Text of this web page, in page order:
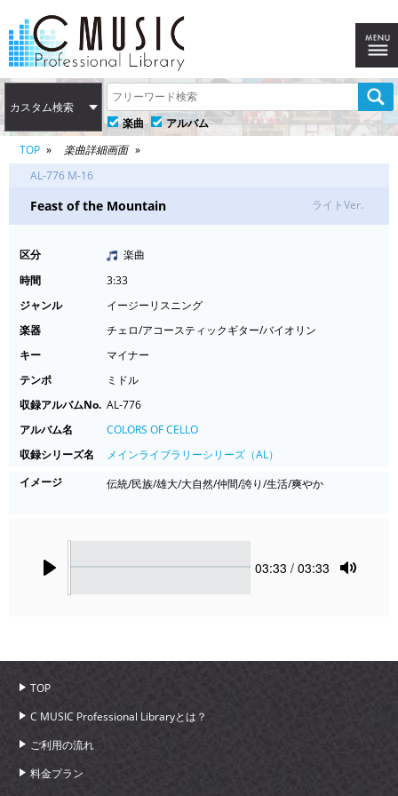
カスタム検索
楽曲
アルバム
TOP
楽曲詳細画面
AL-776 M-16
Feast of the Mountain ライトVer.
区分
楽曲
時間
3:33
ジャンル
イージーリスニング
楽器
チェロ/アコースティックギター/バイオリン
キー
マイナー
テンポ
ミドル
収録アルバムNo. AL-776
アルバム名
COLORS OF CELLO
収録シリーズ名
メインライブラリーシリーズ（AL）
イメージ
伝統/民族/雄大/大自然/仲間/誇り/生活/爽やか
Current
03:33 / 03:33
TOP
C MUSIC Professional Libraryとは？
ご利用の流れ
料金プラン